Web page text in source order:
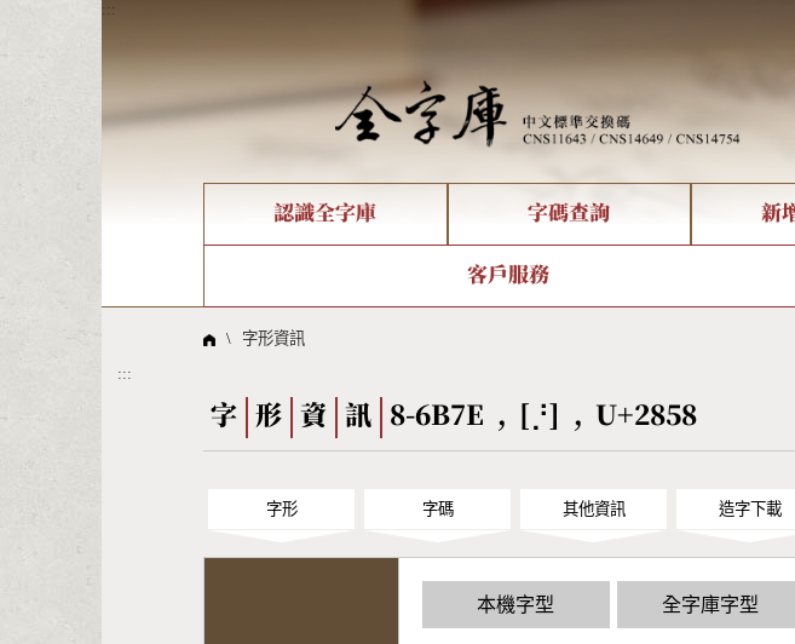
:::
認識全字庫
全字庫現況
線上教學
字碼查詢
部件查詢
倉頡查詢
Big5查詢 拼音查詢
新
造字解決方案
字形下載
客戶服務
問題集
\ 字形資訊
:::
字 形 資 訊 8-6B7E , [⡘] , U+2858
字形 字碼 其他資訊 造字下載
本機字型 全字庫字型